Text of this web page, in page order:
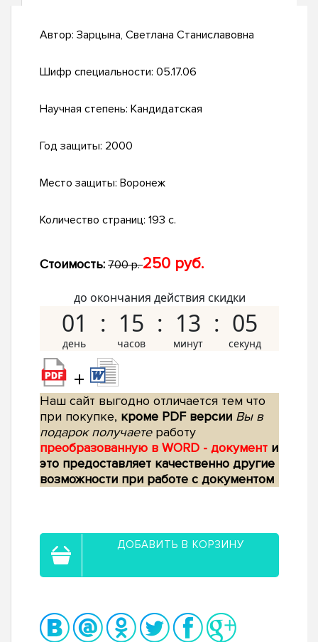
Автор: Зарцына, Светлана Станиславовна
Шифр специальности: 05.17.06
Научная степень: Кандидатская
Год защиты: 2000
Место защиты: Воронеж
Количество страниц: 193 с.
Стоимость: 700 р.250 руб.
до окончания действия скидки
01 15 13 04
+
Наш сайт выгодно отличается тем что
при покупке, кроме PDF версии Вы в
подарок получаетеработу
преобразованную в WORD - документ и
это предоставляет качественно другие
возможности при работе с документом
ДОБАВИТЬ В КОРЗИНУ